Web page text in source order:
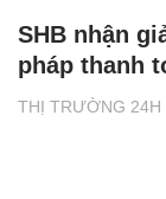
THỊ TRƯỜNG 24H
SHB nhận
pháp thanh